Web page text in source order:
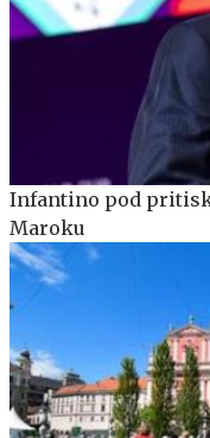
Infantino pod
Maroku